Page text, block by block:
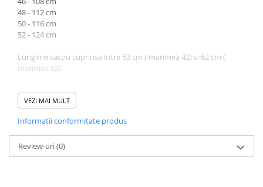
48 - 112 cm
50 - 116 cm
52 - 124 cm
Lungime sacou cuprinsa intre 53 cm ( marimea 42) si 62 cm (
marimea 52).
42 - 76 cm
46 - 84 cm
48 - 90 cm
50 - 94 cm
VEZI MAI MULT
Informatii conformitate produs
Review-uri(0)